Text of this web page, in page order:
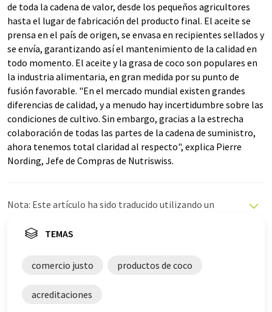
de toda la cadena de valor, desde los pequeños agricultores
hasta el lugar de fabricación del producto final. El aceite se
prensa en el país de origen, se envasa en recipientes sellados y
se envía, garantizando así el mantenimiento de la calidad en
todo momento. El aceite y la grasa de coco son populares en
la industria alimentaria, en gran medida por su punto de
fusión favorable. "En el mercado mundial existen grandes
diferencias de calidad, y a menudo hay incertidumbre sobre las
condiciones de cultivo. Sin embargo, gracias a la estrecha
colaboración de todas las partes de la cadena de suministro,
ahora tenemos total claridad al respecto", explica Pierre
Nording, Jefe de Compras de Nutriswiss.
Nota: Este artículo ha sido traducido utilizando un
ofrece estas traducciones automáticas para presentar
este artículo ha sido traducido con traducción
automática, es posible que contenga errores de
vocabulario, sintaxis o gramática. El artículo original en
TEMAS
comercio justo productos de coco
acreditaciones